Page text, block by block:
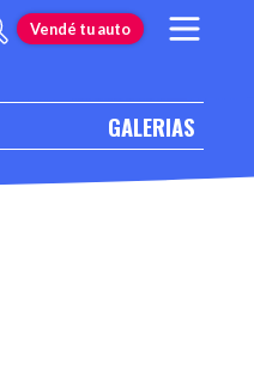
Vendé tu auto
GALERIAS